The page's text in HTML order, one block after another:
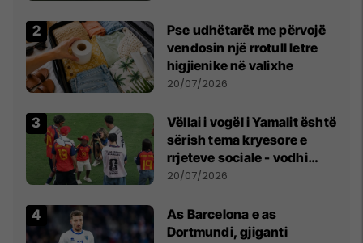
Pse udhëtarët me përvojë
vendosin një rrotull letre
higjienike në valixhe
20/07/2026
Vëllai i vogël i Yamalit është
sërish tema kryesore e
rrjeteve sociale - vodhi
vëmendjen pas finales së
20/07/2026
As Barcelona e as
Dortmundi, gjiganti